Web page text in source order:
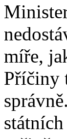
míře,
Příčiny